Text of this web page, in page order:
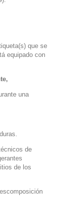
que se
equipado con
una
de
de los